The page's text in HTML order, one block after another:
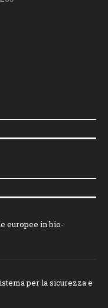
europee in bio-
per la sicurezza e